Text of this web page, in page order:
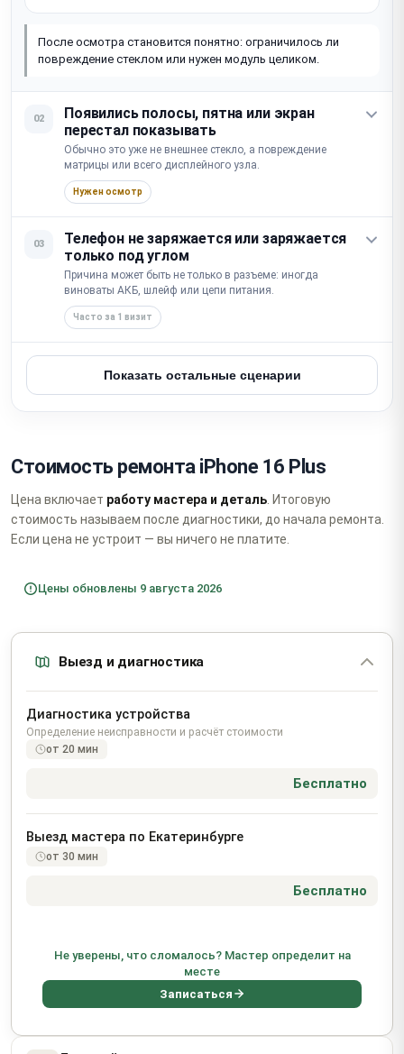
После осмотра становится понятно: ограничилось ли
повреждение стеклом или нужен модуль целиком.
02
Появились полосы, пятна или экран
перестал показывать
Обычно это уже не внешнее стекло, а повреждение
матрицы или всего дисплейного узла.
Нужен осмотр
03
Телефон не заряжается или заряжается
только под углом
Причина может быть не только в разъеме: иногда
виноваты АКБ, шлейф или цепи питания.
Часто за 1 визит
Показать остальные сценарии
Стоимость ремонта iPhone 16 Plus
Цена включает работу мастера и деталь . Итоговую
стоимость называем после диагностики, до начала ремонта.
Если цена не устроит — вы ничего не платите.
Цены обновлены 9 августа 2026
Выезд и диагностика
Диагностика устройства
Определение неисправности и расчёт стоимости
от 20 мин
Бесплатно
Выезд мастера по Екатеринбурге
от 30 мин
Бесплатно
Не уверены, что сломалось? Мастер определит на
месте
Записаться